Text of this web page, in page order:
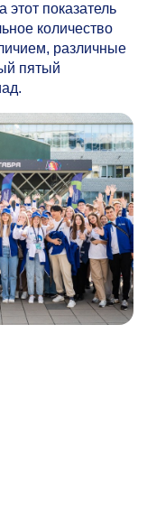
этот показатель
количество
различные
пятый